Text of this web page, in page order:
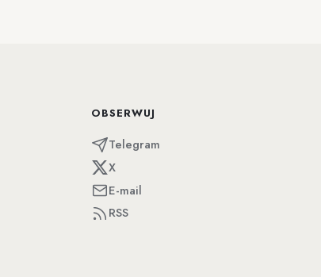
OBSERWUJ
Telegram
X
E-mail
RSS